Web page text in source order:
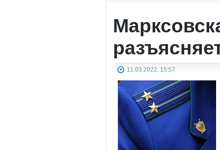
11.03.2022, 15:57